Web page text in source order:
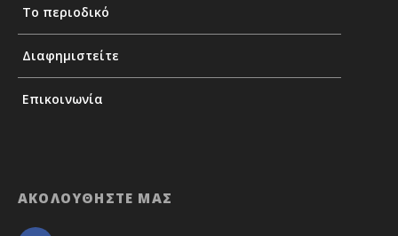
Το περιοδικό
Διαφημιστείτε
Επικοινωνία
ΑΚΟΛΟΥΘΗΣΤΕ ΜΑΣ